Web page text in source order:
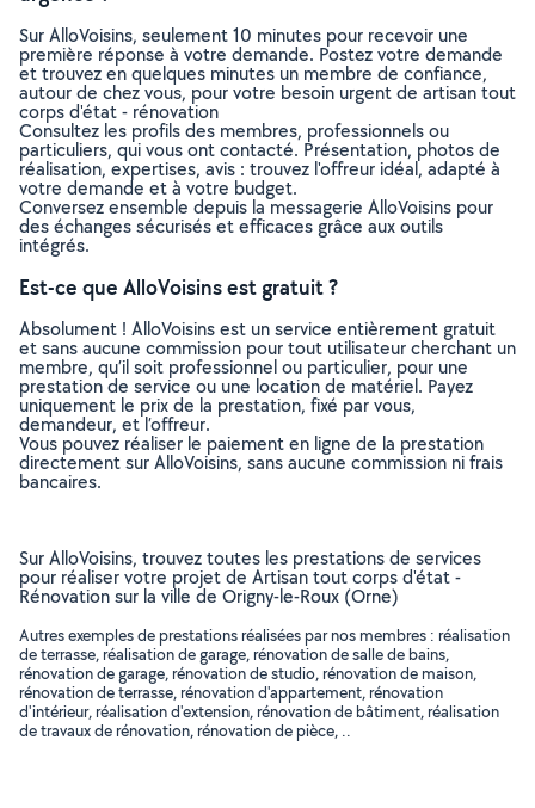
Sur AlloVoisins, seulement 10 minutes pour recevoir une
première réponse à votre demande. Postez votre demande
et trouvez en quelques minutes un membre de confiance,
autour de chez vous, pour votre besoin urgent de artisan tout
corps d'état - rénovation
Consultez les profils des membres, professionnels ou
particuliers, qui vous ont contacté. Présentation, photos de
réalisation, expertises, avis : trouvez l'offreur idéal, adapté à
votre demande et à votre budget.
Conversez ensemble depuis la messagerie AlloVoisins pour
des échanges sécurisés et efficaces grâce aux outils
intégrés.
Est-ce que AlloVoisins est gratuit ?
Absolument ! AlloVoisins est un service entièrement gratuit
et sans aucune commission pour tout utilisateur cherchant un
membre, qu’il soit professionnel ou particulier, pour une
prestation de service ou une location de matériel. Payez
uniquement le prix de la prestation, fixé par vous,
demandeur, et l’offreur.
Vous pouvez réaliser le paiement en ligne de la prestation
directement sur AlloVoisins, sans aucune commission ni frais
bancaires.
Sur AlloVoisins, trouvez toutes les prestations de services
pour réaliser votre projet de Artisan tout corps d'état -
Rénovation sur la ville de Origny-le-Roux (Orne)
Autres exemples de prestations réalisées par nos membres : réalisation
de terrasse, réalisation de garage, rénovation de salle de bains,
rénovation de garage, rénovation de studio, rénovation de maison,
rénovation de terrasse, rénovation d'appartement, rénovation
d'intérieur, réalisation d'extension, rénovation de bâtiment, réalisation
de travaux de rénovation, rénovation de pièce, ..